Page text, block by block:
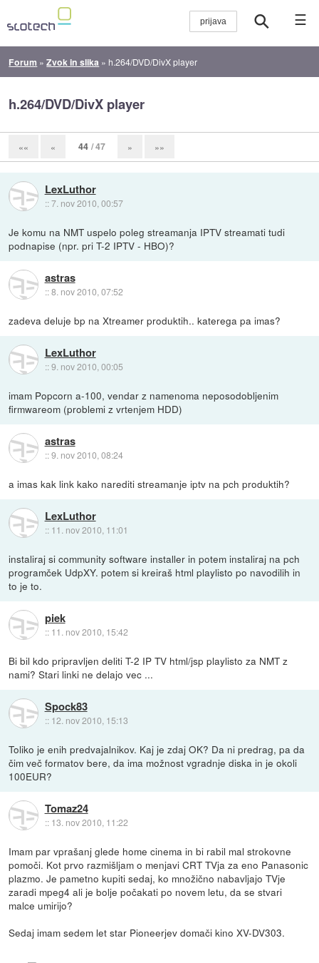
☰
Forum »Zvok in slika » h.264/DVD/DivX player
h.264/DVD/DivX player
«« « 44 / 47 » »»
LexLuthor
::7. nov 2010, 00:57
Je komu na NMT uspelo poleg streamanja IPTV streamati tudi
podnapise (npr. pri T-2 IPTV - HBO)?
astras
::8. nov 2010, 07:52
zadeva deluje bp na Xtreamer produktih.. katerega pa imas?
LexLuthor
::9. nov 2010, 00:05
imam Popcorn a-100, vendar z namenoma neposodobljenim
firmwareom (problemi z vrtenjem HDD)
astras
::9. nov 2010, 08:24
a imas kak link kako narediti streamanje iptv na pch produktih?
LexLuthor
:: 11. nov 2010, 11:01
instaliraj si community software installer in potem instaliraj na pch
programček UdpXY. potem si kreiraš html playlisto po navodilih in
to je to.
piek
:: 11. nov 2010, 15:42
Bi bil kdo pripravljen deliti T-2 IP TV html/jsp playlisto za NMT z
nami? Stari linki ne delajo vec ...
Spock83
:: 12. nov 2010, 15:13
Toliko je enih predvajalnikov. Kaj je zdaj OK? Da ni predrag, pa da
čim več formatov bere, da ima možnost vgradnje diska in je okoli
100EUR?
Tomaz24
:: 13. nov 2010, 11:22
Imam par vprašanj glede home cinema in bi rabil mal strokovne
pomoči. Kot prvo razmišljam o menjavi CRT TVja za eno Panasonic
plazmo. Je pametno kupiti sedaj, ko množično nabavljajo TVje
zaradi mpeg4 ali je bolje počakati po novem letu, da se stvari
malce umirijo?
Sedaj imam sedem let star Pioneerjev domači kino XV-DV303.